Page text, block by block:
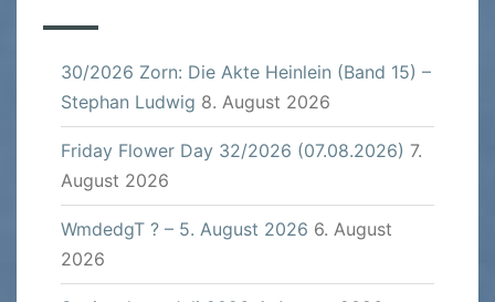
30/2026 Zorn: Die Akte Heinlein (Band 15) –
Stephan Ludwig 8. August 2026
Friday Flower Day 32/2026 (07.08.2026) 7.
August 2026
WmdedgT ? – 5. August 2026 6. August
2026